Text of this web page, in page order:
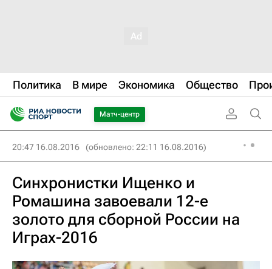
Политика В мире Экономика Общество
Матч-центр
20:47 16.08.2016 (обновлено: 22:11 16.08.2016)
Синхронистки Ищенко и
Ромашина завоевали 12-е
золото для сборной России на
Играх-2016